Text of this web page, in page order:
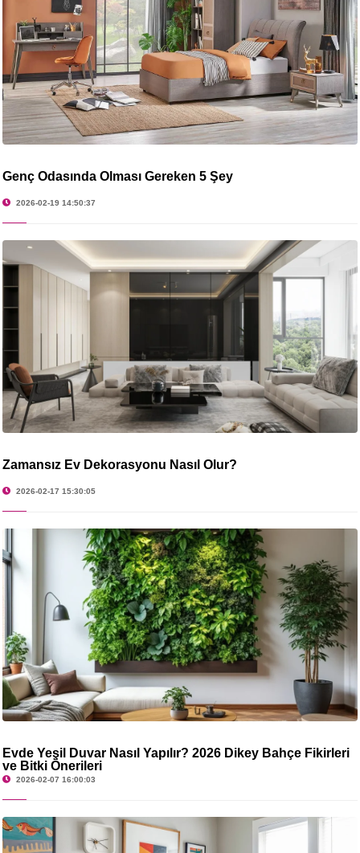
Genç Odasında Olması Gereken 5 Şey
2026-02-19 14:50:37
Zamansız Ev Dekorasyonu Nasıl Olur?
2026-02-17 15:30:05
Evde Yeşil Duvar Nasıl Yapılır? 2026 Dikey Bahçe Fikirleri
ve Bitki Önerileri
2026-02-07 16:00:03